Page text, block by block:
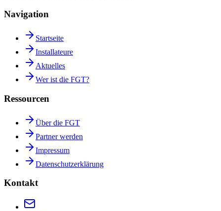
Navigation
Startseite
Installateure
Aktuelles
Wer ist die FGT?
Ressourcen
Über die FGT
Partner werden
Impressum
Datenschutzerklärung
Kontakt